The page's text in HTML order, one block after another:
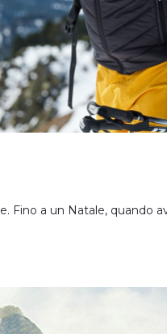
Fino a un Natale, quando